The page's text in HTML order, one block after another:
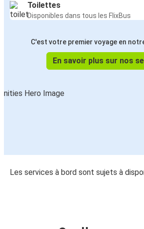
Toilettes
Disponibles dans tous les FlixBus
C'est votre premier voyage en
En savoir plus sur nos
Les services à bord sont sujets à